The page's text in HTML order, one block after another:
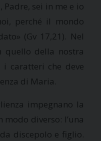
Padre, sei in me e io
perché il mondo
(Gv 17,21). Nel
quello della nostra
i caratteri che deve
di Maria.
impegnano la
diverso: l’una
discepolo e figlio.